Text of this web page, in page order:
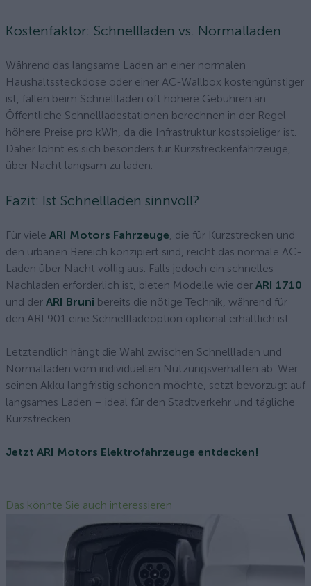
Kostenfaktor: Schnellladen vs. Normalladen
Während das langsame Laden an einer normalen
Haushaltssteckdose oder einer AC-Wallbox kostengünstiger
ist, fallen beim Schnellladen oft höhere Gebühren an.
Öffentliche Schnellladestationen berechnen in der Regel
höhere Preise pro kWh, da die Infrastruktur kostspieliger ist.
Daher lohnt es sich besonders für Kurzstreckenfahrzeuge,
über Nacht langsam zu laden.
Fazit: Ist Schnellladen sinnvoll?
Für viele ARI Motors Fahrzeuge, die für Kurzstrecken und
den urbanen Bereich konzipiert sind, reicht das normale AC-
Laden über Nacht völlig aus. Falls jedoch ein schnelles
Nachladen erforderlich ist, bieten Modelle wie der ARI 1710
und der ARI Bruni bereits die nötige Technik, während für
den ARI 901 eine Schnellladeoption optional erhältlich ist.
Letztendlich hängt die Wahl zwischen Schnellladen und
Normalladen vom individuellen Nutzungsverhalten ab. Wer
seinen Akku langfristig schonen möchte, setzt bevorzugt auf
langsames Laden – ideal für den Stadtverkehr und tägliche
Kurzstrecken.
Jetzt ARI Motors Elektrofahrzeuge entdecken!
Das könnte Sie auch interessieren